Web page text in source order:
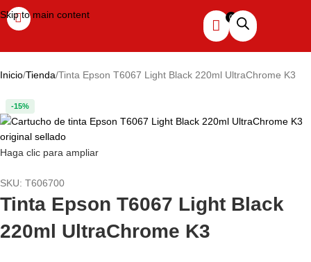
Skip to main content
Inicio Tienda Tinta Epson T6067 Light Black 220ml UltraChrome K3
-15%
Haga clic para ampliar
SKU: T606700
Tinta Epson T6067 Light Black
220ml UltraChrome K3